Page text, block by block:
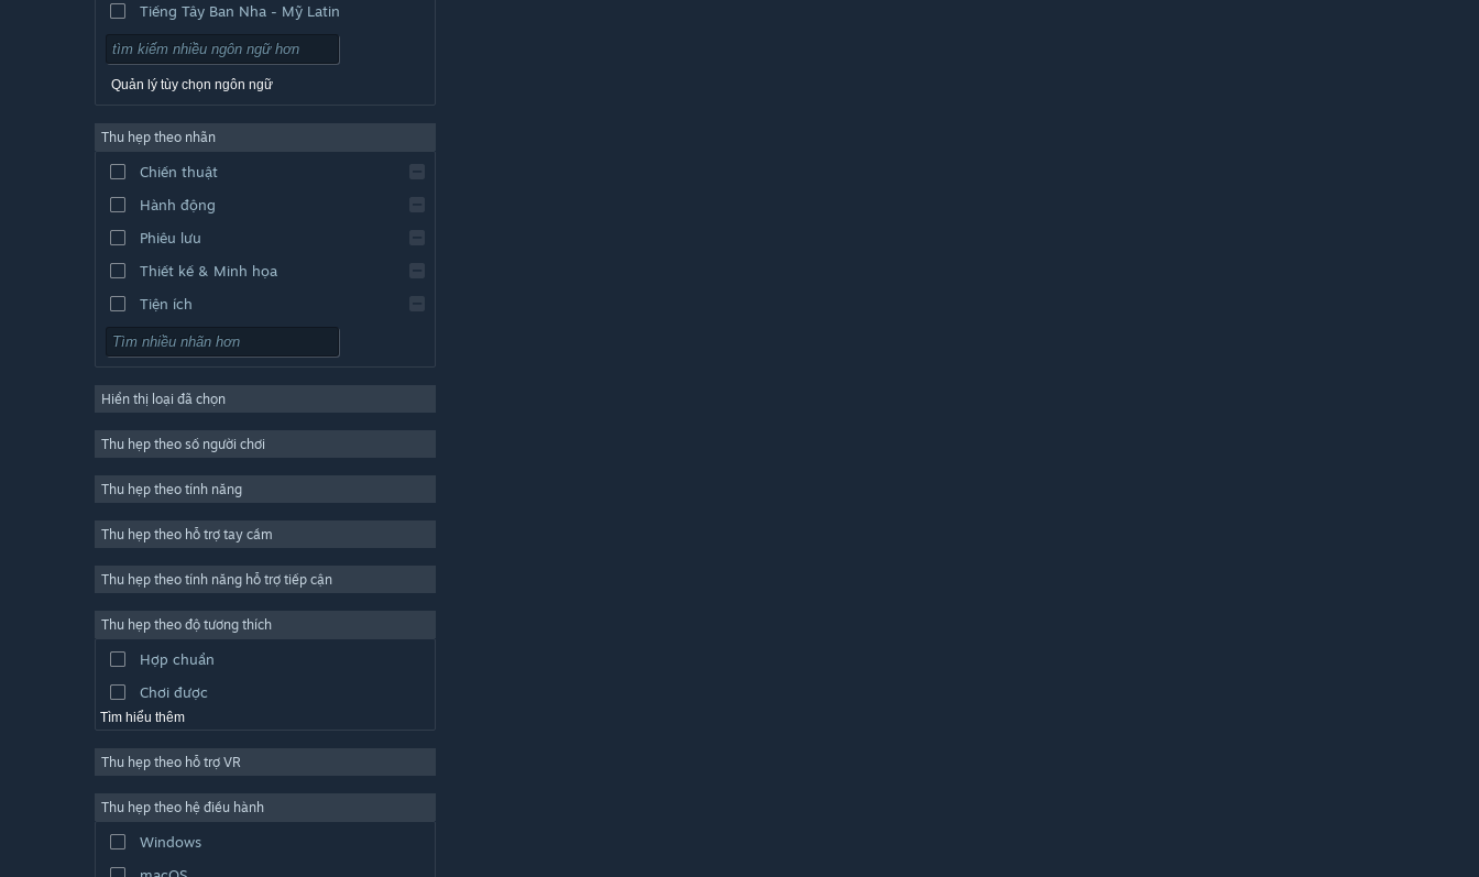
Tiếng Tây Ban Nha - Mỹ Latin
Quản lý tùy chọn ngôn ngữ
Thu hẹp theo nhãn
Chiến thuật
Hành động
Phiêu lưu
Thiết kế & Minh họa
Tiện ích
Chơi miễn phí
Trực tuyến nhiều người chơi
Indie
Đơn giản
Mô phỏng
Sản xuất video
Chỉnh sửa ảnh
Hiển thị loại đã chọn
Thu hẹp theo số người chơi
Thu hẹp theo tính năng
Thu hẹp theo hỗ trợ tay cầm
Thu hẹp theo tính năng hỗ trợ tiếp cận
Thu hẹp theo độ tương thích
Hợp chuẩn
Chơi được
Tìm hiểu thêm
Thu hẹp theo hỗ trợ VR
Thu hẹp theo hệ điều hành
Windows